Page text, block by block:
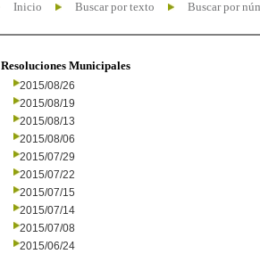
Inicio Buscar por texto Buscar por
Resoluciones Municipales
2015/08/26
2015/08/19
2015/08/13
2015/08/06
2015/07/29
2015/07/22
2015/07/15
2015/07/14
2015/07/08
2015/06/24